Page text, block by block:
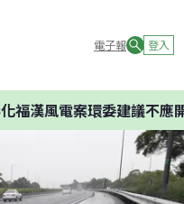
電子報 登入
委建議不應開發